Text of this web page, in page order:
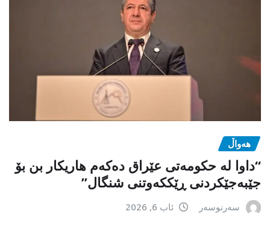
هەواڵ
“داوا لە حكومەتی عێراق دەكەم هاریكار بن بۆ
جێبەجێكردنی ڕێككەوتنی شنگال”
سەرنوسەر ئاب 6, 2026